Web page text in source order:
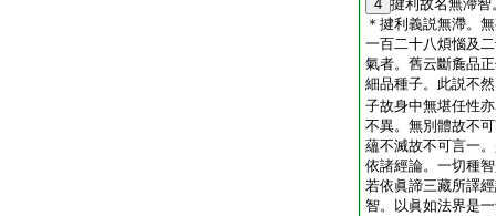
4 揵利故名無滯
＊揵利義説無滯。
一百二十八煩惱及
氣者。舊云斷麁品
細品種子。此説不
子故身中無堪任性
不異。無別體故不
蘊不滅故不可言一
依諸經論。一切種
若依眞諦三藏所譯
智。以眞如法界是